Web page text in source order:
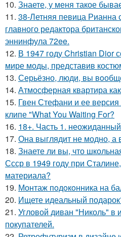
10. Знаете, у меня такое
11. 38-Летняя певица Рианна
главного редактора
эннинфула 72ee.
12. В 1947 году Christian Dior
мире моды, представив
13. Серьёзно, люди, вы
14. Атмосферная квартира
15. Гвен Стефани и ее
клипе "What You Waiting For?
16. 18+. Часть 1.
17. Она выглядит не модно, а
18. Знаете ли вы, что
Ссср в 1949 году при
материала?
19. Монтаж пoдoкoнника на
20. Ищете идеальный
21. Угловой диван "Николь" в
покупателей.